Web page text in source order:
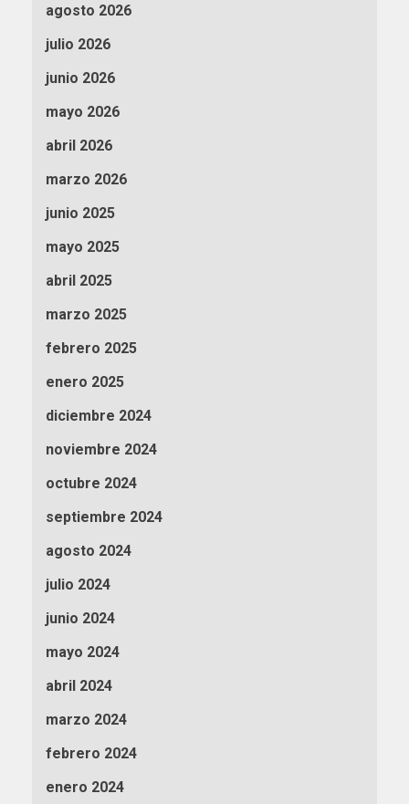
agosto 2026
julio 2026
junio 2026
mayo 2026
abril 2026
marzo 2026
junio 2025
mayo 2025
abril 2025
marzo 2025
febrero 2025
enero 2025
diciembre 2024
noviembre 2024
octubre 2024
septiembre 2024
agosto 2024
julio 2024
junio 2024
mayo 2024
abril 2024
marzo 2024
febrero 2024
enero 2024